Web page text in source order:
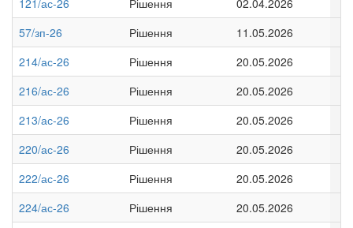
121/ас-26
Рішення
02.04.2026
57/зп-26
Рішення
11.05.2026
214/ас-26
Рішення
20.05.2026
216/ас-26
Рішення
20.05.2026
213/ас-26
Рішення
20.05.2026
220/ас-26
Рішення
20.05.2026
222/ас-26
Рішення
20.05.2026
224/ас-26
Рішення
20.05.2026